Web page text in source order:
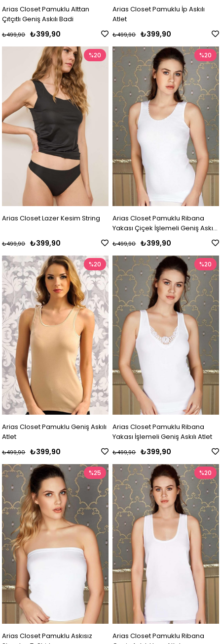
Arias Closet Pamuklu Alttan
Çıtçıtlı Geniş Askılı Badi
₺399,90
₺499,90
Arias Closet Pamuklu İp Askılı
Atlet
₺399,90
₺499,90
Arias Closet Lazer Kesim String
₺399,90
₺499,90
%20
Arias Closet Pamuklu Ribana
Yakası Çiçek İşlemeli Geniş Askılı
₺399,90
₺499,90
%20
Arias Closet Pamuklu Geniş Askılı
Atlet
₺399,90
₺499,90
%20
Arias Closet Pamuklu Ribana
Yakası İşlemeli Geniş Askılı Atlet
₺399,90
₺499,90
%20
Arias Closet Pamuklu Askısız
%25
Arias Closet Pamuklu Ribana
%20